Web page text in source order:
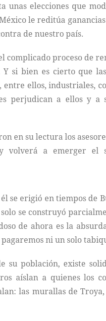
unas elecciones que
le reditúa
de nuestro país.
complicado proceso de
si bien es cierto que
entre ellos, industriales,
perjudican a ellos y a
en su lectura los
volverá a emerger el
se erigió en tiempos de
se construyó
de ahora es la
ni un solo
su población, existe
aíslan a quienes los
las murallas de